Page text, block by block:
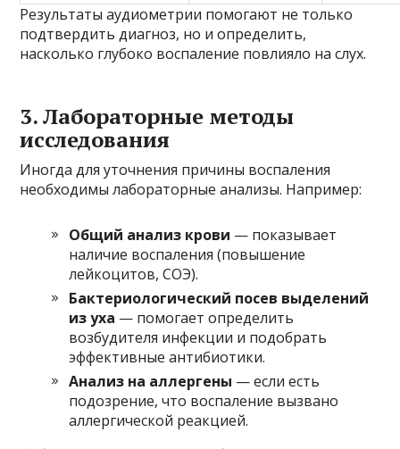
Результаты аудиометрии помогают не только
подтвердить диагноз, но и определить,
насколько глубоко воспаление повлияло на слух.
3. Лабораторные методы
исследования
Иногда для уточнения причины воспаления
необходимы лабораторные анализы. Например:
Общий анализ крови — показывает
наличие воспаления (повышение
лейкоцитов, СОЭ).
Бактериологический посев выделений
из уха — помогает определить
возбудителя инфекции и подобрать
эффективные антибиотики.
Анализ на аллергены — если есть
подозрение, что воспаление вызвано
аллергической реакцией.